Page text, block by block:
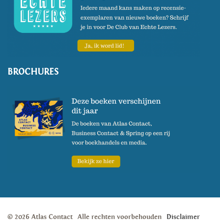
BROCHURES
© 2026 Atlas Contact Alle rechten voorbehouden Disclaimer